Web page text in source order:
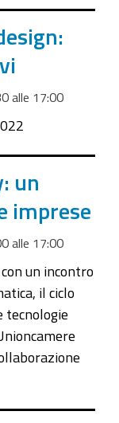
alle 17:00
un
imprese
alle 17:00
un incontro
il ciclo
tecnologie